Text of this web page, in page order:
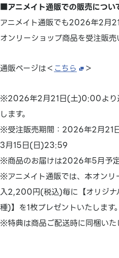
■アニメイト通販での販売につい
アニメイト通販でも2026年2月
オンリーショップ商品を受注販売
通販ページは＜ こちら ＞
※2026年2月21日(土)0:00より
します。
※受注販売期間：2026年2月
3月15日(日)23:59
※商品のお届けは2026年5月予定
※アニメイト通販では、本オンリ
入2,200円(税込)毎に【オリジナ
種)】を1枚プレゼントいたします。
※特典は商品ご配送時に同梱いた